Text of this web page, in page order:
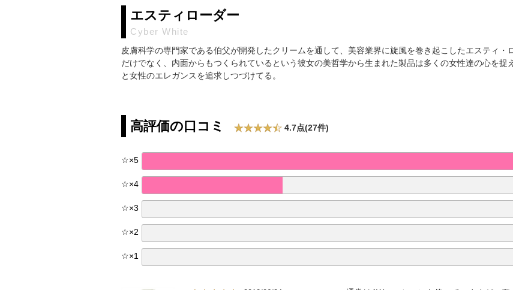
エスティローダー
Cyber White
皮膚科学の専門家である伯父が開発したクリームを通して、美容業界に旋風を巻き起こしたエスティ
だけでなく、内面からもつくられているという彼女の美哲学から生まれた製品は多くの女性達の心を捉
と女性のエレガンスを追求しつづけてる。
高評価の口コミ 4.7点(27件)
☆×5
☆×4
☆×3
☆×2
☆×1